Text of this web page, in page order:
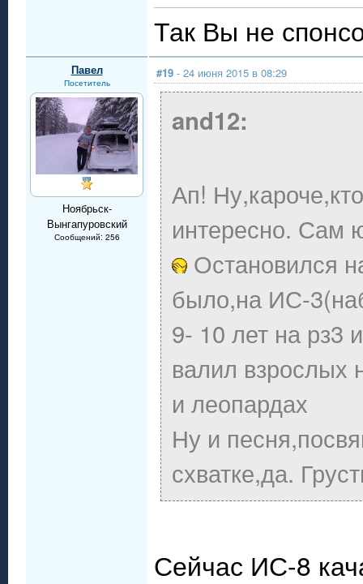
Так Вы не
Павел
Посетитель
Ноябрьск-
Вынгапуровский
Сообщений: 256
#19 - 24 июня 2015 в 08:29
and12:
Ап!
интересно. Сам
Остановился
было,на ИС-
9- 10 лет на рз3
валил взрослых
и леопардах
Ну и
схватке,да.
Сейчас ИС-8